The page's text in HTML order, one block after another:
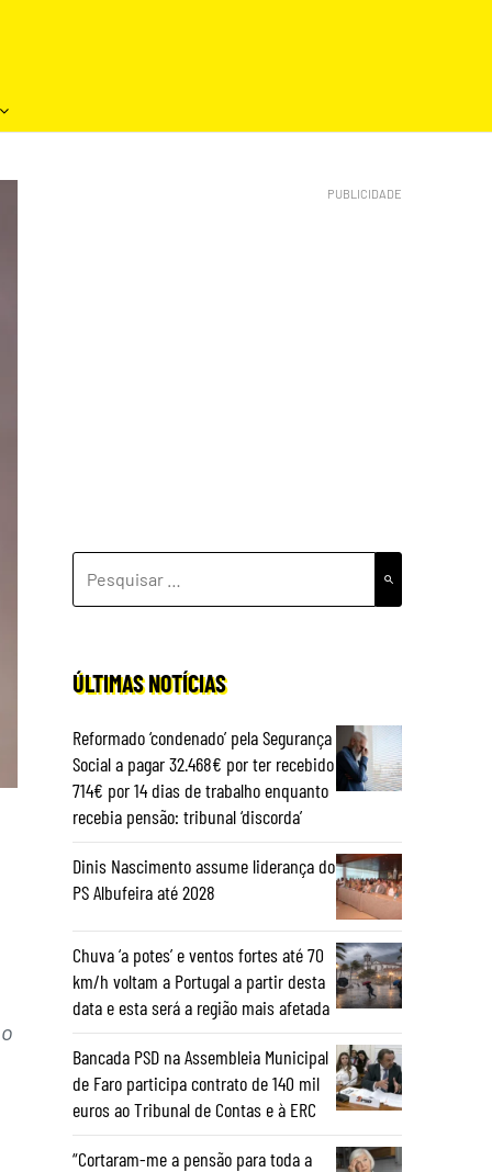
POR:
ÚLTIMAS NOTÍCIAS
Reformado ‘condenado’ pela Segurança
Social a pagar 32.468€ por ter recebido
714€ por 14 dias de trabalho enquanto
recebia pensão: tribunal ‘discorda’
Dinis Nascimento assume liderança do
PS Albufeira até 2028
Chuva ‘a potes’ e ventos fortes até 70
km/h voltam a Portugal a partir desta
data e esta será a região mais afetada
Bancada PSD na Assembleia Municipal
de Faro participa contrato de 140 mil
euros ao Tribunal de Contas e à ERC
“Cortaram-me a pensão para toda a